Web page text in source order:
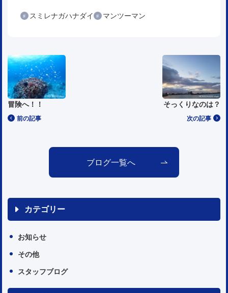
スミレナガハナダイ マンツーマン
前の記事
冒険へ！！
次の記事
そっくりなのは？
ブログ一覧へ
カテゴリー
お知らせ
その他
スタッフブログ